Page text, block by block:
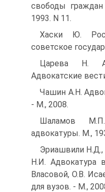
свободы
1993. N 11.
Хаски Ю.
советское
Царева Н.
Адвокатские
Чашин А.Н.
- М., 2008.
Шаламов
адвокатуры. М.,
Эриашвили Н.Д.,
Н.И. Адвокатура
Власовой, О.В.
для вузов. - М.,